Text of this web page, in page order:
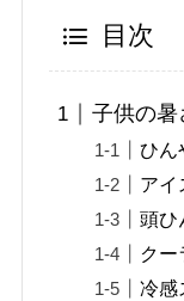
目次
子供の暑
ひ
ア
頭
ク
冷